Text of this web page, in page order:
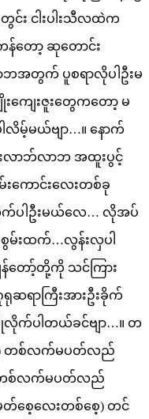
တွင်း ငါးပါးသီလထဲက
တော့ ဆုတောင်း
ဘအတွက် ပူစရာလိုပါဦးမ
ကျေးဇူးတွေကတော့ မ
လိမ့်မယ်ဗျာ…။ နောက်
းလာဘ်လာဘ အထူးပွင့်
းကောင်းလေးတစ်ခု
က်ပါဦးမယ်လေ… လိုအပ်
မ်းထက်…လွန်းလှပါ
တော့်တို့ကို သင်ကြား
ရုဆရာကြီးအားဦးခိုက်
ြုလိုက်ပါတယ်ခင်ဗျာ…။ တ
ား) တစ်လက်မပတ်လည်
တစ်လက်မပတ်လည်
တ်စေ့လေးတစ်စေ့) တင်